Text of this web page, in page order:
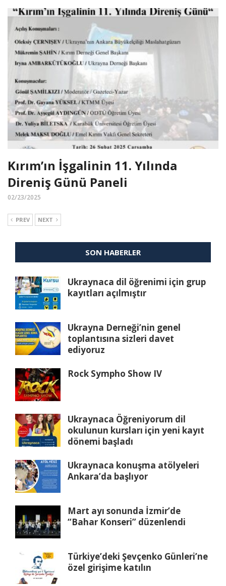
Kırım’ın İşgalinin 11. Yılında
Direniş Günü Paneli
02/23/2025
PREV NEXT
SON HABERLER
Ukraynaca dil öğrenimi için grup
kayıtları açılmıştır
Ukrayna Derneği’nin genel
toplantısına sizleri davet
ediyoruz
Rock Sympho Show IV
Ukraynaca Öğreniyorum dil
okulunun kursları için yeni kayıt
dönemi başladı
Ukraynaca konuşma atölyeleri
Ankara’da başlıyor
Mart ayı sonunda İzmir’de
“Bahar Konseri” düzenlendi
Türkiye’deki Şevçenko Günleri’ne
özel girişime katılın